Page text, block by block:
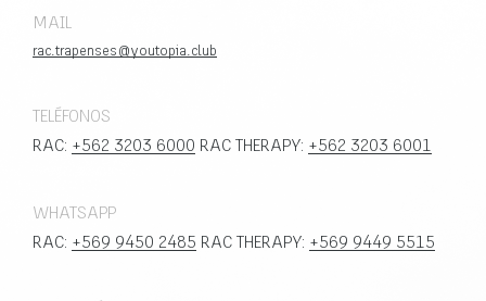
MAIL
rac.trapenses@youtopia.club
TELÉFONOS
RAC: +562 3203 6000 RAC THERAPY: +562 3203 6001
WHATSAPP
RAC: +569 9450 2485 RAC THERAPY: +569 9449 5515